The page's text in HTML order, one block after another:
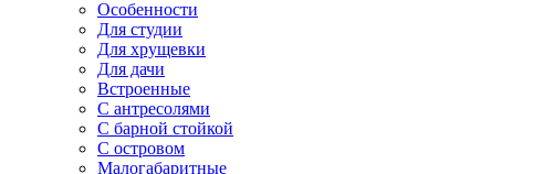
Особенности
Для студии
Для хрущевки
Для дачи
Встроенные
С антресолями
С барной стойкой
С островом
Малогабаритные